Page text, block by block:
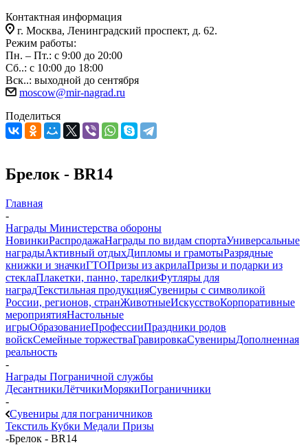
Контактная информация
г. Москва, Ленинградский проспект, д. 62.
Режим работы:
Пн. – Пт.: с 9:00 до 20:00
Сб..: с 10:00 до 18:00
Вск..: выходной до сентября
moscow@mir-nagrad.ru
Поделиться
Брелок - BR14
Главная
-
Награды Министерства обороны
НовинкиРаспродажаНаграды по видам спортаУниверсальные
наградыАктивный отдыхДипломы и грамотыРазрядные
книжки и значкиГТОПризы из акрилаПризы и подарки из
стеклаПлакетки, панно, тарелкиФутляры для
наградТекстильная продукцияСувениры с символикой
России, регионов, странЖивотныеИскусствоКорпоративные
мероприятияНастольные
игрыОбразованиеПрофессииПраздники родов
войскСемейные торжестваГравировкаСувенирыДополненная
реальность
-
Награды Пограничной службы
ДесантникиЛётчикиМорякиПограничники
-
Сувениры для пограничников
Текстиль Кубки Медали Призы
-Брелок - BR14